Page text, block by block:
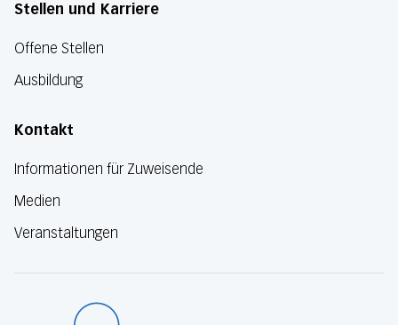
Stellen und Karriere
Offene Stellen
Ausbildung
Kontakt
Informationen für Zuweisende
Medien
Veranstaltungen